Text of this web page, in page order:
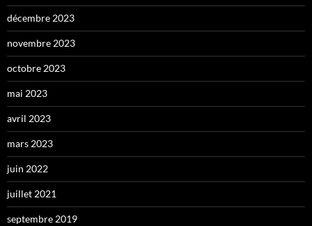
décembre 2023
novembre 2023
octobre 2023
mai 2023
avril 2023
mars 2023
juin 2022
juillet 2021
septembre 2019